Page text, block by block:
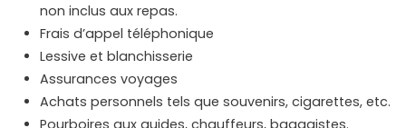
non inclus aux repas.
Frais d’appel téléphonique
Lessive et blanchisserie
Assurances voyages
Achats personnels tels que souvenirs, cigarettes, etc.
Pourboires aux guides, chauffeurs, bagagistes.